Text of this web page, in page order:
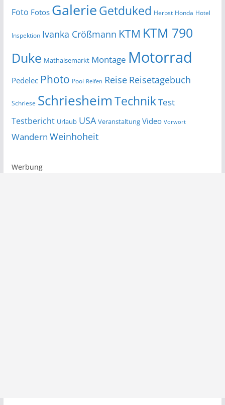
Foto Fotos GalerieGetduked Herbst Honda Hotel
Inspektion Ivanka Crößmann KTM KTM 790
Duke Mathaisemarkt Montage Motorrad
Pedelec Photo Pool Reifen Reise Reisetagebuch
Schriese SchriesheimTechnikTest
Testbericht Urlaub USA Veranstaltung Video Vorwort
Wandern Weinhoheit
Werbung